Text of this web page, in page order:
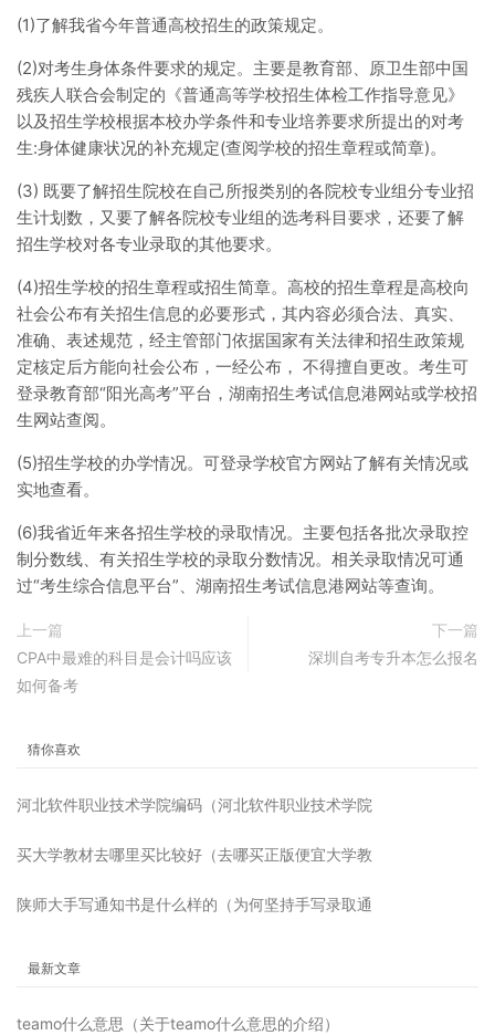
(1)了解我省今年普通高校招生的政策规定。
(2)对考生身体条件要求的规定。主要是教育部、原卫生部中国
残疾人联合会制定的《普通高等学校招生体检工作指导意见》
以及招生学校根据本校办学条件和专业培养要求所提出的对考
生:身体健康状况的补充规定(查阅学校的招生章程或简章)。
(3) 既要了解招生院校在自己所报类别的各院校专业组分专业招
生计划数，又要了解各院校专业组的选考科目要求，还要了解
招生学校对各专业录取的其他要求。
(4)招生学校的招生章程或招生简章。高校的招生章程是高校向
社会公布有关招生信息的必要形式，其内容必须合法、真实、
准确、表述规范，经主管部门依据国家有关法律和招生政策规
定核定后方能向社会公布，一经公布， 不得擅自更改。考生可
登录教育部“阳光高考”平台，湖南招生考试信息港网站或学校招
生网站查阅。
(5)招生学校的办学情况。可登录学校官方网站了解有关情况或
实地查看。
(6)我省近年来各招生学校的录取情况。主要包括各批次录取控
制分数线、有关招生学校的录取分数情况。相关录取情况可通
过“考生综合信息平台”、湖南招生考试信息港网站等查询。
上一篇
CPA中最难的科目是会计吗应该
如何备考
下一篇
深圳自考专升本怎么报名
猜你喜欢
河北软件职业技术学院编码（河北软件职业技术学院
买大学教材去哪里买比较好（去哪买正版便宜大学教
陕师大手写通知书是什么样的（为何坚持手写录取通
最新文章
teamo什么意思（关于teamo什么意思的介绍）